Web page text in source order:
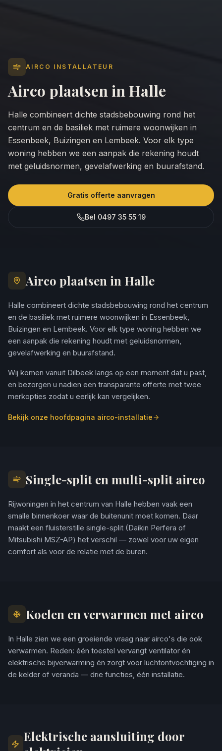
AIRCO INSTALLATEUR
Airco plaatsen in Halle
Halle combineert dichte stadsbebouwing rond het
centrum en de basiliek met ruimere woonwijken in
Essenbeek, Buizingen en Lembeek. Voor elk type
woning hebben we een aanpak die rekening houdt
met geluidsnormen, gevelafwerking en buurafstand.
Gratis offerte aanvragen
Bel 0497 35 55 19
Airco plaatsen in Halle
Halle combineert dichte stadsbebouwing rond het centrum
en de basiliek met ruimere woonwijken in Essenbeek,
Buizingen en Lembeek. Voor elk type woning hebben we
een aanpak die rekening houdt met geluidsnormen,
gevelafwerking en buurafstand.
Wij komen vanuit Dilbeek langs op een moment dat u past,
en bezorgen u nadien een transparante offerte met twee
merkopties zodat u eerlijk kan vergelijken.
Bekijk onze hoofdpagina airco-installatie
Single-split en multi-split airco
Rijwoningen in het centrum van Halle hebben vaak een
smalle binnenkoer waar de buitenunit moet komen. Daar
maakt een fluisterstille single-split (Daikin Perfera of
Mitsubishi MSZ-AP) het verschil — zowel voor uw eigen
comfort als voor de relatie met de buren.
Koelen en verwarmen met airco
In Halle zien we een groeiende vraag naar airco's die ook
verwarmen. Reden: één toestel vervangt ventilator én
elektrische bijverwarming én zorgt voor luchtontvochtiging in
de kelder of veranda — drie functies, één installatie.
Elektrische aansluiting door